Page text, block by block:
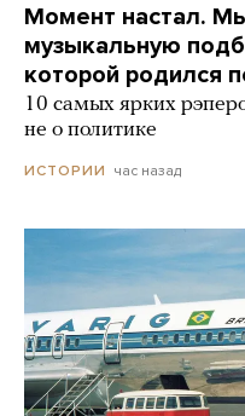
Момент настал.
музыкальную
которой родился
10 самых ярких
не о политике
ИСТОРИИ час назад